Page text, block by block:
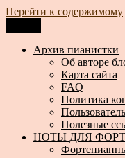
Перейти к содержимому
Архив пианистки
Всё для пианистов:
Архив пианистки
Об авторе
Карта сайта
FAQ
Политика
Полезные
НОТЫ ДЛЯ